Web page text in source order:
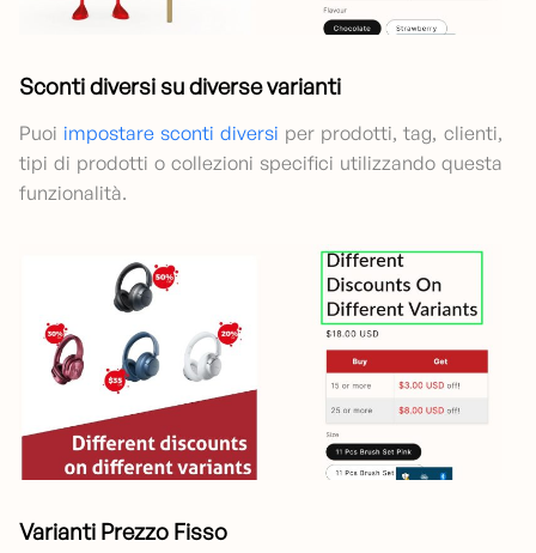
Sconti diversi su diverse varianti
Puoi impostare sconti diversi per prodotti, tag, clienti,
tipi di prodotti o collezioni specifici utilizzando questa
funzionalità.
Varianti Prezzo Fisso